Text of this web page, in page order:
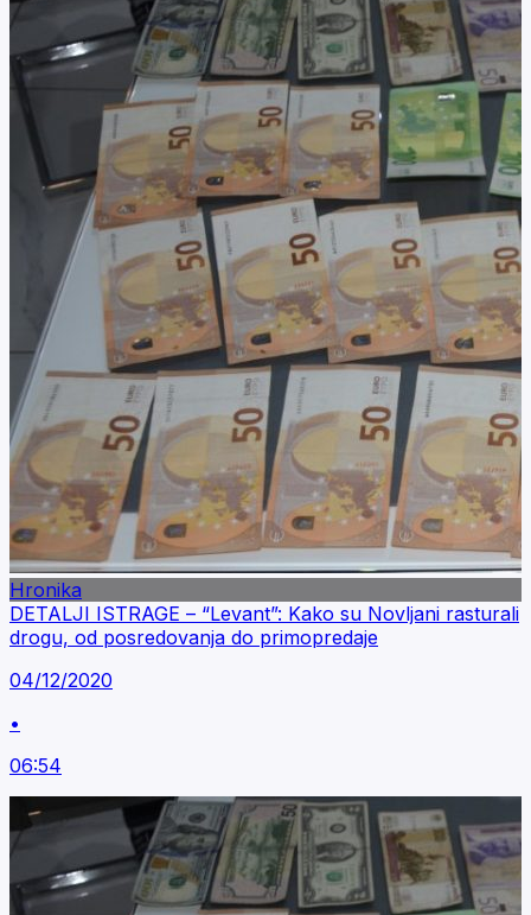
Hronika
DETALJI ISTRAGE – “Levant”: Kako su Novljani rasturali
drogu, od posredovanja do primopredaje
04/12/2020
•
06:54